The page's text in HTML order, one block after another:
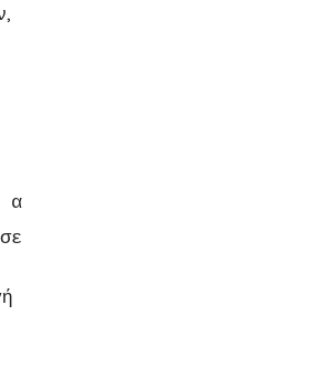
απαιτείται από
του ΓΚΠΔ, διατηρώντας